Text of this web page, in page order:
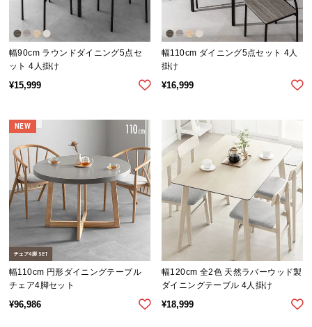
規
約
に
つ
い
サ
ー
ト
お
幅90cm ラウンドダイニング5点セ
ット 4人掛け
¥15,999
幅110cm ダイニング5点セット 4人
掛け
¥16,999
幅110cm 円形ダイニングテーブル
チェア4脚セット
¥96,986
NEW
幅120cm 全2色 天然ラバーウッド製
ダイニングテーブル 4人掛け
¥18,999